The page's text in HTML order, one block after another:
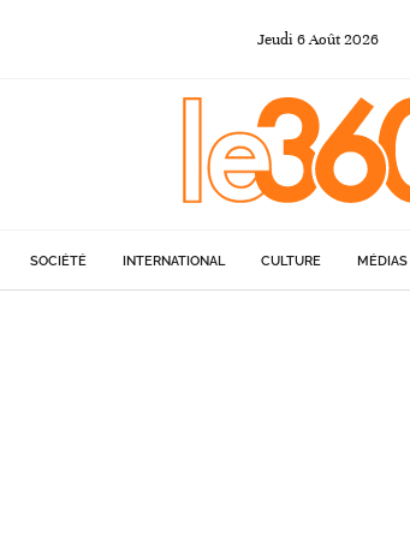
Jeudi 6Août 2026
SOCIÉTÉ INTERNATIONAL CULTURE MÉDIAS